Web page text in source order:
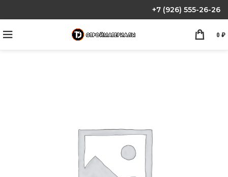
+7 (926) 555-26-26
0 ₽